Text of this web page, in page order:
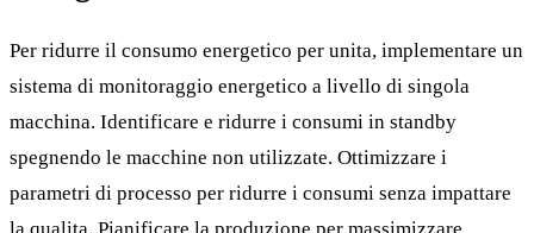
Per ridurre il consumo energetico per unita, implementare un
sistema di monitoraggio energetico a livello di singola
macchina. Identificare e ridurre i consumi in standby
spegnendo le macchine non utilizzate. Ottimizzare i
parametri di processo per ridurre i consumi senza impattare